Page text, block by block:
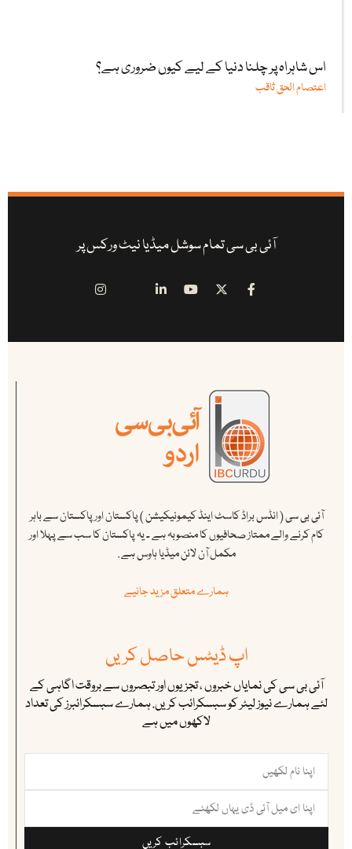
اس شاہراہ پر چلنا دنیا کے لیے کیوں ضروری ہے؟
اعتصام الحق ثاقب
آئی بی سی تمام سوشل میڈیا نیٹ ورکس پر
آئی بی سی ( انڈس براڈ کاسٹ اینڈ کیمونیکیشن ) پاکستان اور پاکستان سے باہر
کام کرنے والے ممتاز صحافیوں کا منصوبہ ہے ۔ یہ پاکستان کا سب سے پہلا اور
مکمل آن لائن میڈیا ہاوس ہے .
ہمارے متعلق مزید جانیے
اپ ڈیٹس حاصل کریں
آئی بی سی کی نمایاں خبروں ، تجزیوں اور تبصروں سے بروقت اگاہی کے
لئے ہمارے نیوز لیٹر کو سبسکرائب کریں. ہمارے سبسکرائبرز کی تعداد
لاکھوں میں ہے
سبسکرائب کریں